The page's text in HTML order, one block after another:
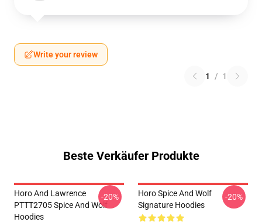
Write your review
1 / 1
Beste Verkäufer Produkte
Horo And Lawrence
PTTT2705 Spice And Wolf
Hoodies
-20%
Horo Spice And Wolf
Signature Hoodies
-20%